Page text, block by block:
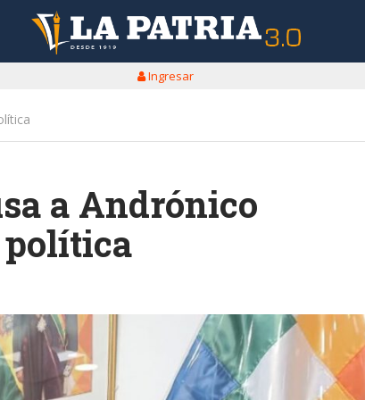
Ingresar
a Andrónico